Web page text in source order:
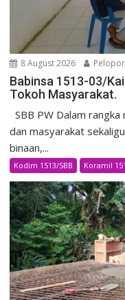
8 August 2026
Babinsa 1513-03/
Tokoh Masyarakat.
SBB PW Dalam
dan masyarakat
binaan,...
Kodim 1513/SBB Koramil